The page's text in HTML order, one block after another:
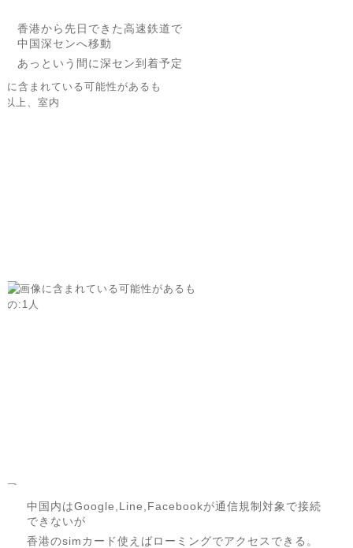
香港から先日できた高速鉄道で
中国深センへ移動
あっという間に深セン到着予定
中国内はGoogle,Line,Facebookが通信規制対象で接続
できないが
香港のsimカード使えばローミングでアクセスできる。